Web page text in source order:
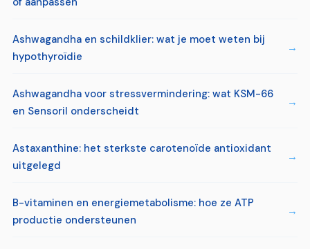
Ashwagandha en schildklier: wat je moet weten bij
hypothyroïdie
Ashwagandha voor stressvermindering: wat KSM-66
en Sensoril onderscheidt
Astaxanthine: het sterkste carotenoïde antioxidant
uitgelegd
B-vitaminen en energiemetabolisme: hoe ze ATP
productie ondersteunen